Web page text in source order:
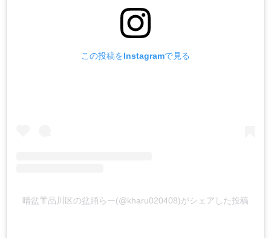
この投稿をInstagramで見る
晴盆👘品川区の盆踊らー(@kharu020408)がシェアした投稿